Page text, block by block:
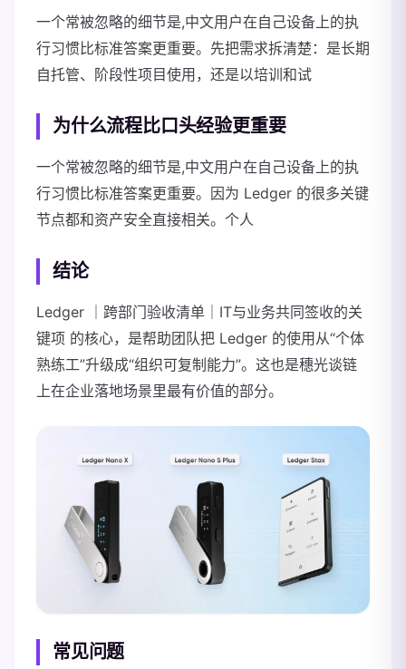
一个常被忽略的细节是,中文用户在自己设备上的执
行习惯比标准答案更重要。先把需求拆清楚：是长期
自托管、阶段性项目使用，还是以培训和试
为什么流程比口头经验更重要
一个常被忽略的细节是,中文用户在自己设备上的执
行习惯比标准答案更重要。因为 Ledger 的很多关键
节点都和资产安全直接相关。个人
结论
Ledger ｜跨部门验收清单｜IT与业务共同签收的关
键项 的核心，是帮助团队把 Ledger 的使用从“个体
熟练工”升级成“组织可复制能力”。这也是穗光谈链
上在企业落地场景里最有价值的部分。
常见问题